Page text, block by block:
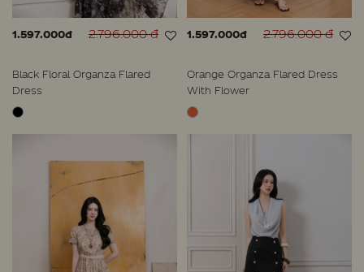
1.597.000đ 2.796.000 đ
Black Floral Organza Flared
Dress
1.597.000đ 2.796.000 đ
Orange Organza Flared Dress
With Flower